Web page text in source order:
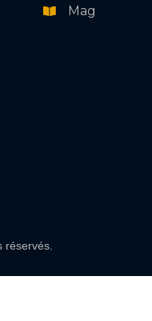
Mag
réservés.